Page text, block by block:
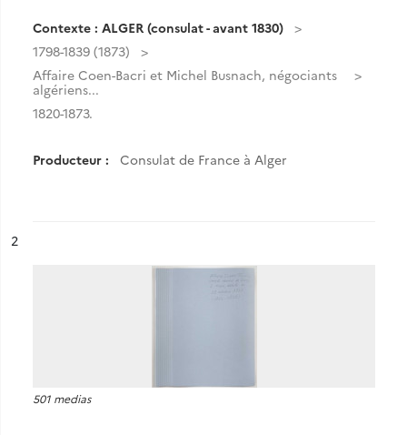
Contexte : ALGER (consulat - avant 1830)
1798-1839 (1873)
Affaire Coen-Bacri et Michel Busnach, négociants
algériens...
1820-1873.
Producteur : Consulat de France à Alger
n°
2
501 medias